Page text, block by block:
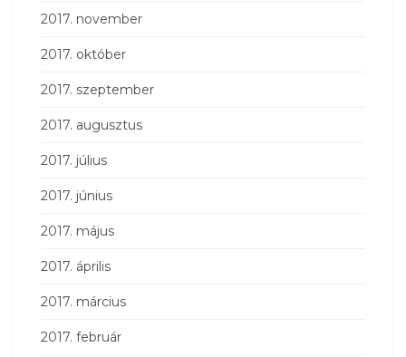
2017. november
2017. október
2017. szeptember
2017. augusztus
2017. július
2017. június
2017. május
2017. április
2017. március
2017. február